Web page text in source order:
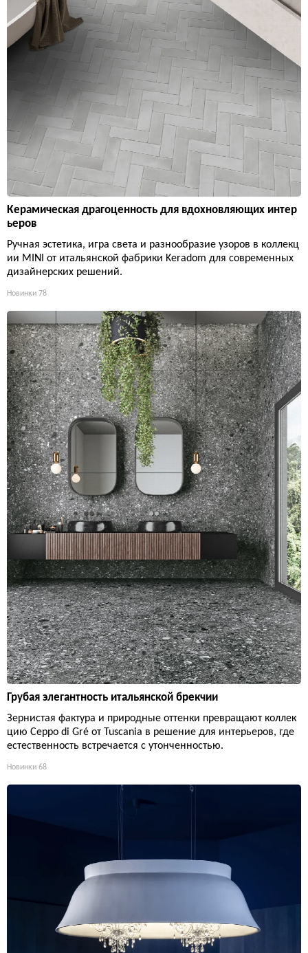
Керамическая драгоценность для вдохновляющих интер
ьеров
Ручная эстетика, игра света и разнообразие узоров в коллекц
ии MINI от итальянской фабрики Keradom для современных
дизайнерских решений.
Новинки 78
Грубая элегантность итальянской брекчии
Зернистая фактура и природные оттенки превращают коллек
цию Ceppo di Gré от Tuscania в решение для интерьеров, где
естественность встречается с утонченностью.
Новинки 68